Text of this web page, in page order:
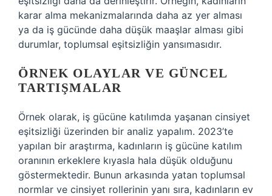
karar alma mekanizmalarında daha az yer alması
ya da iş gücünde daha düşük maaşlar alması gibi
durumlar, toplumsal eşitsizliğin yansımasıdır.
ÖRNEK OLAYLAR VE GÜNCEL
TARTIŞMALAR
Örnek olarak, iş gücüne katılımda yaşanan cinsiyet
eşitsizliği üzerinden bir analiz yapalım. 2023’te
yapılan bir araştırma, kadınların iş gücüne katılım
oranının erkeklere kıyasla hala düşük olduğunu
göstermektedir. Bunun arkasında yatan toplumsal
normlar ve cinsiyet rollerinin yanı sıra, kadınların ev